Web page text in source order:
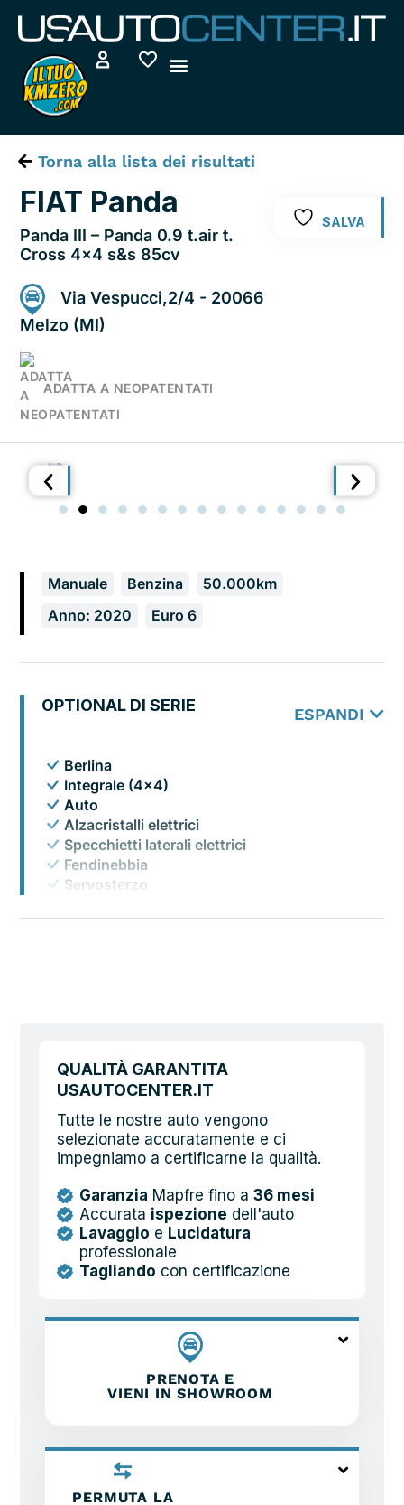
contenuto
Torna alla lista dei risultati
FIAT Panda
Panda III – Panda 0.9 t.air t.
Cross 4×4 s&s 85cv
Via Vespucci,2/4 - 20066
Melzo (MI)
ADATTA A NEOPATENTATI
SALVA
Manuale Benzina
50.000km
Anno: 2020
Euro 6
OPTIONAL DI SERIE ESPANDI
Berlina
Integrale (4x4)
Auto
Alzacristalli elettrici
Specchietti laterali elettrici
Fendinebbia
Servosterzo
Chiusura centralizzata
Airbag laterali
Volante multifunzione
Hill Holder
Sistema di controllo pressione pneumatici
Assistente abbaglianti
QUALITÀ GARANTITA
USAUTOCENTER.IT
Tutte le nostre auto vengono
selezionate accuratamente e ci
impegniamo a certificarne la qualità.
Garanzia Mapfre fino a 36 mesi
Accurata ispezione dell'auto
Lavaggio e Lucidatura
professionale
Tagliando con certificazione
PRENOTA E
VIENI IN SHOWROOM
PERMUTA LA